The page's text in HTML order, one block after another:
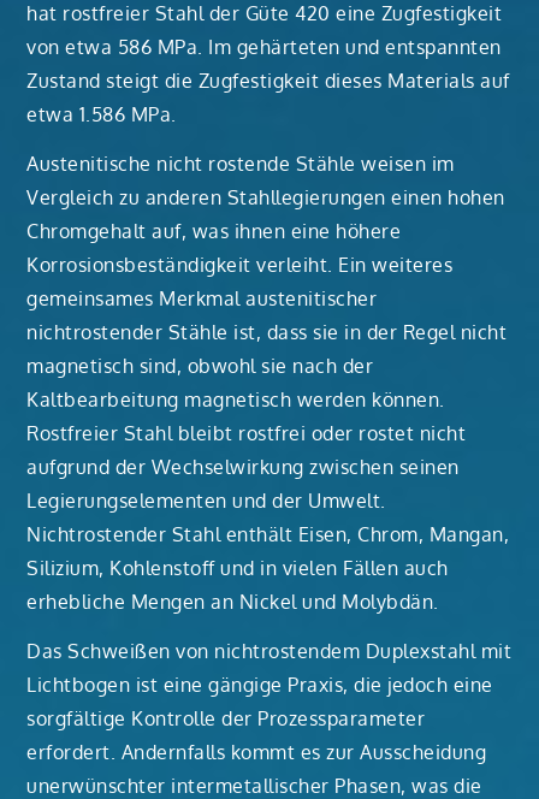
hat rostfreier Stahl der Güte 420 eine Zugfestigkeit
von etwa 586 MPa. Im gehärteten und entspannten
Zustand steigt die Zugfestigkeit dieses Materials auf
etwa 1.586 MPa.
Austenitische nicht rostende Stähle weisen im
Vergleich zu anderen Stahllegierungen einen hohen
Chromgehalt auf, was ihnen eine höhere
Korrosionsbeständigkeit verleiht. Ein weiteres
gemeinsames Merkmal austenitischer
nichtrostender Stähle ist, dass sie in der Regel nicht
magnetisch sind, obwohl sie nach der
Kaltbearbeitung magnetisch werden können.
Rostfreier Stahl bleibt rostfrei oder rostet nicht
aufgrund der Wechselwirkung zwischen seinen
Legierungselementen und der Umwelt.
Nichtrostender Stahl enthält Eisen, Chrom, Mangan,
Silizium, Kohlenstoff und in vielen Fällen auch
erhebliche Mengen an Nickel und Molybdän.
Das Schweißen von nichtrostendem Duplexstahl mit
Lichtbogen ist eine gängige Praxis, die jedoch eine
sorgfältige Kontrolle der Prozessparameter
erfordert. Andernfalls kommt es zur Ausscheidung
unerwünschter intermetallischer Phasen, was die